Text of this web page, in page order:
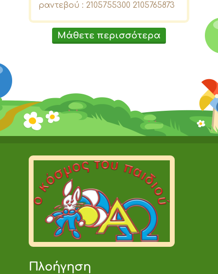
ραντεβού : 2105755300 2105765873
Μάθετε περισσότερα
Πλοήγηση